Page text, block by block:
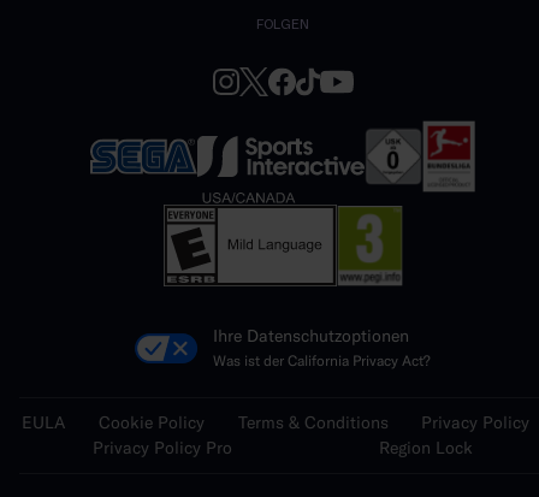
FOLGEN
Ihre Datenschutzoptionen
Was ist der California Privacy Act?
EULA Cookie Policy Terms & Conditions
Privacy Policy
Privacy Policy Pro
Region Lock